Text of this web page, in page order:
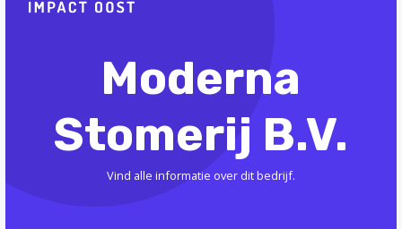
Moderna
Stomerij B.V.
Vind alle informatie over dit bedrijf.